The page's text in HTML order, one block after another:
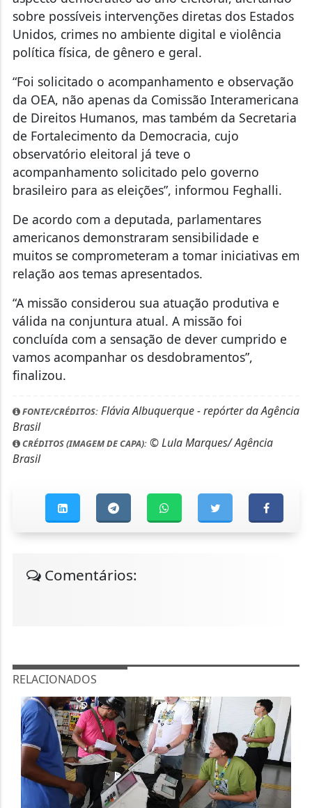
sobre possíveis intervenções diretas dos Estados
Unidos, crimes no ambiente digital e violência
política física, de gênero e geral.
“Foi solicitado o acompanhamento e observação
da OEA, não apenas da Comissão Interamericana
de Direitos Humanos, mas também da Secretaria
de Fortalecimento da Democracia, cujo
observatório eleitoral já teve o
acompanhamento solicitado pelo governo
brasileiro para as eleições”, informou Feghalli.
De acordo com a deputada, parlamentares
americanos demonstraram sensibilidade e
muitos se comprometeram a tomar iniciativas em
relação aos temas apresentados.
“A missão considerou sua atuação produtiva e
válida na conjuntura atual. A missão foi
concluída com a sensação de dever cumprido e
vamos acompanhar os desdobramentos”,
finalizou.
FONTE/CRÉDITOS:Flávia Albuquerque - repórter da Agência
Brasil
CRÉDITOS (IMAGEM DE CAPA):© Lula Marques/ Agência
Brasil
Comentários:
RELACIONADOS